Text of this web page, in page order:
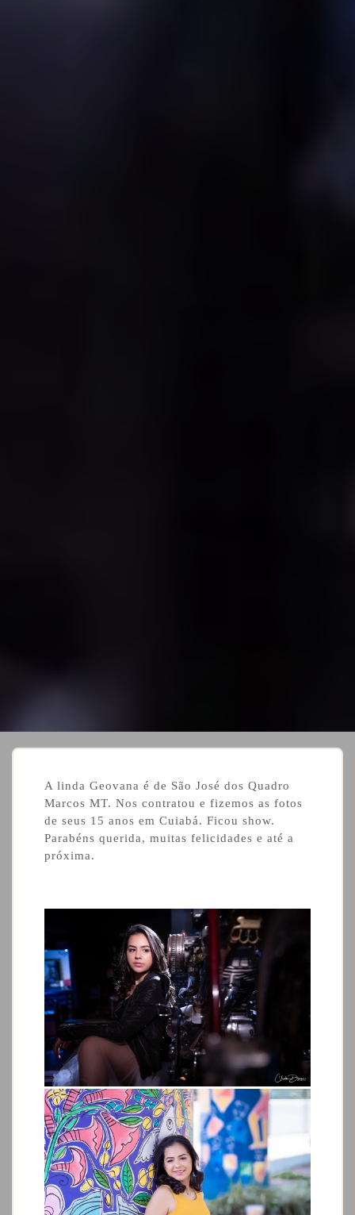
A linda Geovana é de São José dos Quadro
Marcos MT. Nos contratou e fizemos as fotos
de seus 15 anos em Cuiabá. Ficou show.
Parabéns querida, muitas felicidades e até a
próxima.